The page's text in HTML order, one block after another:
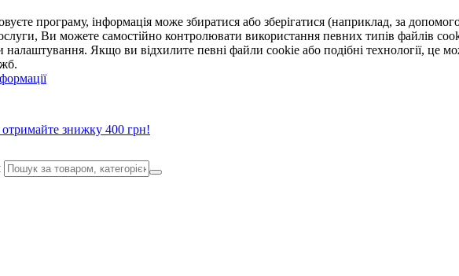
програму, інформація може збиратися або зберігатися (наприклад, за
Ви можете самостійно контролювати використання певних типів файлів
налаштування. Якщо ви відхилите певні файли cookie або подібні технології, це
отримайте знижку 400 грн!